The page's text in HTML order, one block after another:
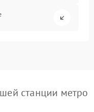
станции метро